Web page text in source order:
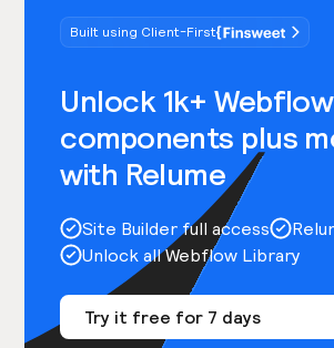
Built using Client-First
Unlock 1k+ Webflow
components plus
with Relume
Site Builder full access
Unlock all Webflow Library
Try it free for 7 days